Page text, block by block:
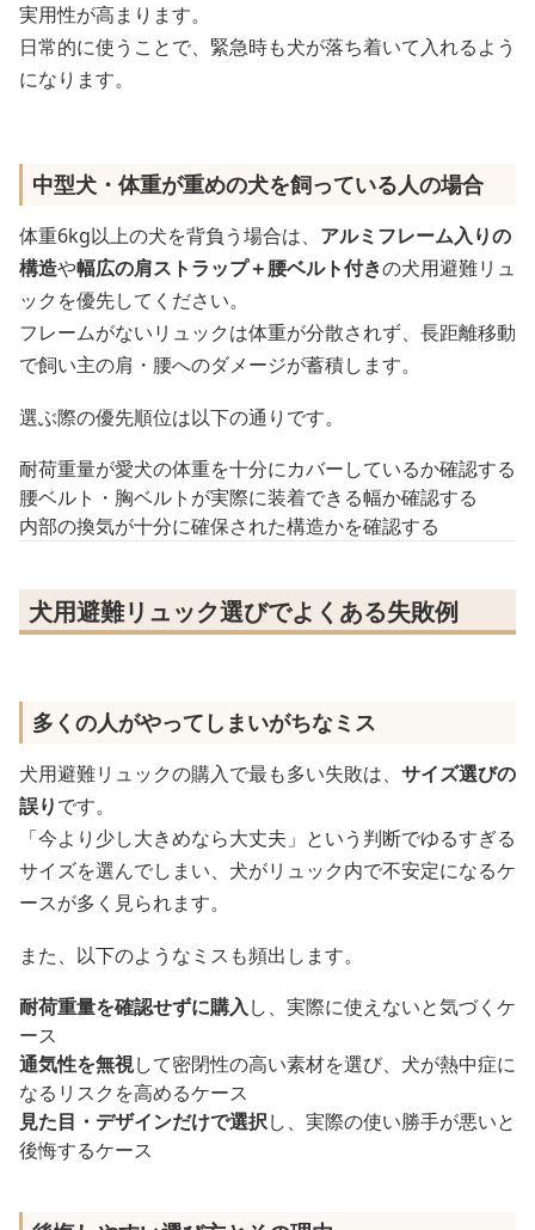
実用性が高まります。
日常的に使うことで、緊急時も犬が落ち着いて入れるよう
になります。
中型犬・体重が重めの犬を飼っている人の場合
体重6kg以上の犬を背負う場合は、 アルミフレーム入りの
構造や幅広の肩ストラップ＋腰ベルト付きの犬用避難リュ
ックを優先してください。
フレームがないリュックは体重が分散されず、長距離移動
で飼い主の肩・腰へのダメージが蓄積します。
選ぶ際の優先順位は以下の通りです。
耐荷重量が愛犬の体重を十分にカバーしているか確認する
腰ベルト・胸ベルトが実際に装着できる幅か確認する
内部の換気が十分に確保された構造かを確認する
犬用避難リュック選びでよくある失敗例
多くの人がやってしまいがちなミス
犬用避難リュックの購入で最も多い失敗は、 サイズ選びの
誤りです。
「今より少し大きめなら大丈夫」という判断でゆるすぎる
サイズを選んでしまい、犬がリュック内で不安定になるケ
ースが多く見られます。
また、以下のようなミスも頻出します。
耐荷重量を確認せずに購入し、実際に使えないと気づくケ
ース
通気性を無視して密閉性の高い素材を選び、犬が熱中症に
なるリスクを高めるケース
見た目・デザインだけで選択し、実際の使い勝手が悪いと
後悔するケース